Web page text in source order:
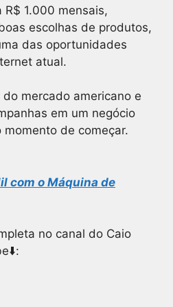
R$ 1.000 mensais,
escolhas de produtos,
das oportunidades
atual.
mercado americano e
em um negócio
de começar.
com o Máquina de
no canal do Caio